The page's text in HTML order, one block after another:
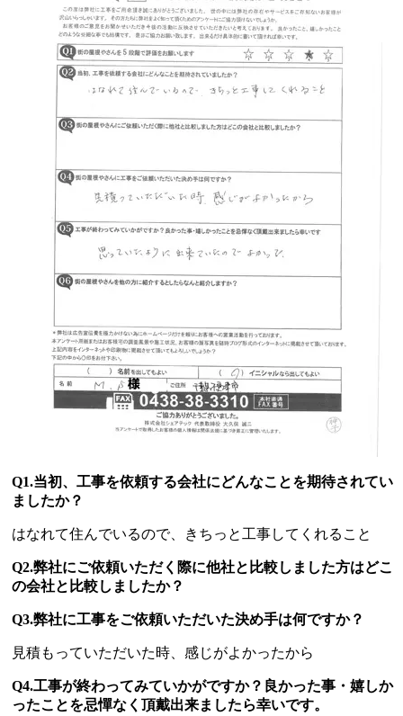
Q1.当初、工事を依頼する会社にどんなことを期待されてい
ましたか？
はなれて住んでいるので、きちっと工事してくれること
Q2.弊社にご依頼いただく際に他社と比較しました方はどこ
の会社と比較しましたか？
Q3.弊社に工事をご依頼いただいた決め手は何ですか？
見積もっていただいた時、感じがよかったから
Q4.工事が終わってみていかがですか？良かった事・嬉しか
ったことを忌憚なく頂戴出来ましたら幸いです。